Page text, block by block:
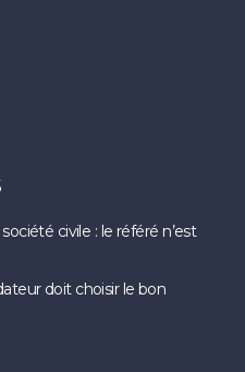
civile : le référé n’est
doit choisir le bon